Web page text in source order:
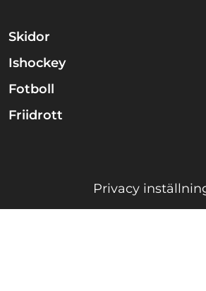
Skidor
Ishockey
Fotboll
Friidrott
Privacy